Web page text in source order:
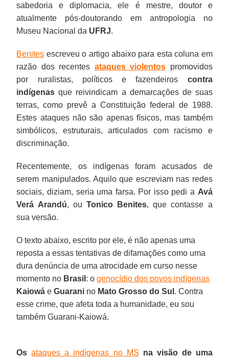
sabedoria e diplomacia, ele é mestre, doutor e
atualmente pós-doutorando em antropologia no
Museu Nacional da UFRJ.
Benites escreveu o artigo abaixo para esta coluna em
razão dos recentes ataques violentos promovidos
por ruralistas, políticos e fazendeiros contra
indígenas que reivindicam a demarcações de suas
terras, como prevê a Constituição federal de 1988.
Estes ataques não são apenas físicos, mas também
simbólicos, estruturais, articulados com racismo e
discriminação.
Recentemente, os indígenas foram acusados de
serem manipulados. Aquilo que escreviam nas redes
sociais, diziam, seria uma farsa. Por isso pedi a Avá
Verá Arandú, ou Tonico Benites, que contasse a
sua versão.
O texto abaixo, escrito por ele, é não apenas uma
reposta a essas tentativas de difamações como uma
dura denúncia de uma atrocidade em curso nesse
momento no Brasil : ogenocídio dos povos indígenas
Kaiowá eGuarani no Mato Grosso do Sul . Contra
esse crime, que afeta toda a humanidade, eu sou
também Guarani-Kaiowá.
Osataques a indígenas no MS na visão de uma